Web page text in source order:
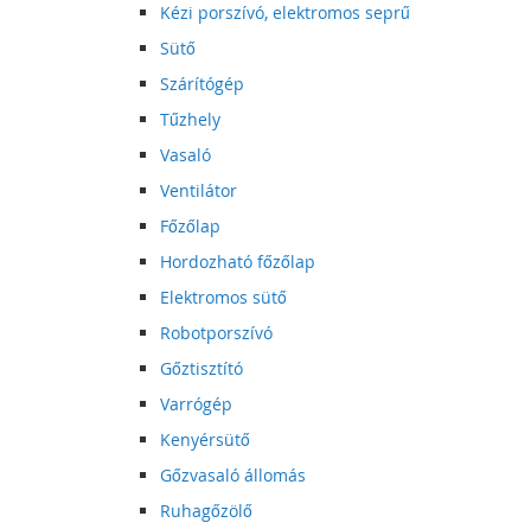
Kézi porszívó, elektromos seprű
Sütő
Szárítógép
Tűzhely
Vasaló
Ventilátor
Főzőlap
Hordozható főzőlap
Elektromos sütő
Robotporszívó
Gőztisztító
Varrógép
Kenyérsütő
Gőzvasaló állomás
Ruhagőzölő